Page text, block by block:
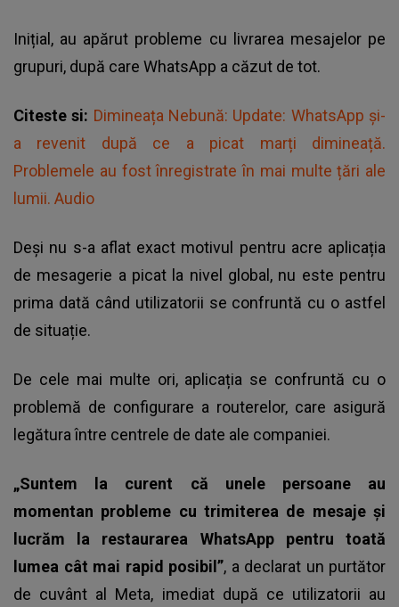
Inițial, au apărut probleme cu livrarea mesajelor pe
grupuri, după care WhatsApp a căzut de tot.
Citeste si: Dimineața Nebună: Update: WhatsApp și-
a revenit după ce a picat marți dimineață.
Problemele au fost înregistrate în mai multe țări ale
lumii. Audio
Deși nu s-a aflat exact motivul pentru acre aplicația
de mesagerie a picat la nivel global, nu este pentru
prima dată când utilizatorii se confruntă cu o astfel
de situație.
De cele mai multe ori, aplicația se confruntă cu o
problemă de configurare a routerelor, care asigură
legătura între centrele de date ale companiei.
„Suntem la curent că unele persoane au
momentan probleme cu trimiterea de mesaje și
lucrăm la restaurarea WhatsApp pentru toată
lumea cât mai rapid posibil”, a declarat un purtător
de cuvânt al Meta, imediat după ce utilizatorii au